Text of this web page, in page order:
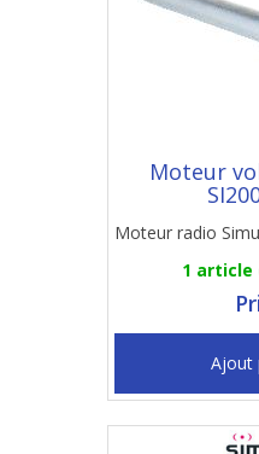
Moteur
Moteur radio
1 article
Ajout